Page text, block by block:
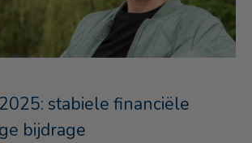
stabiele financiële
bijdrage